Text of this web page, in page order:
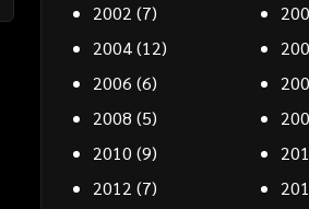
2002 (7)
2004(12)
2006 (6)
2008 (5)
2010 (9)
2012 (7)